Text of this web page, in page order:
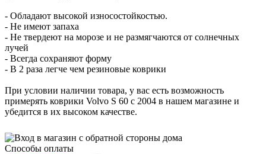
- Обладают высокой износостойкостью.
- Не имеют запаха
- Не твердеют на морозе и не размягчаются от солнечных
лучей
- Всегда сохраняют форму
- В 2 раза легче чем резиновые коврики
При условии наличии товара, у вас есть возможность
примерять коврики Volvo S 60 с 2004 в нашем магазине и
убедится в их высоком качестве.
Способы оплаты